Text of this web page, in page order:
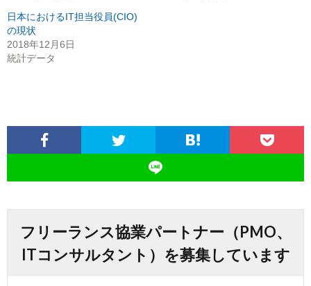
日本におけるIT担当役員(CIO)
の現状
2018年12月6日
統計データ
フリーランス協業パートナー（PMO、
ITコンサルタント）を募集しています